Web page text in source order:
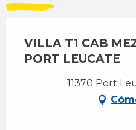
VILLA T1 CAB
PORT LEUCATE
11370 Port